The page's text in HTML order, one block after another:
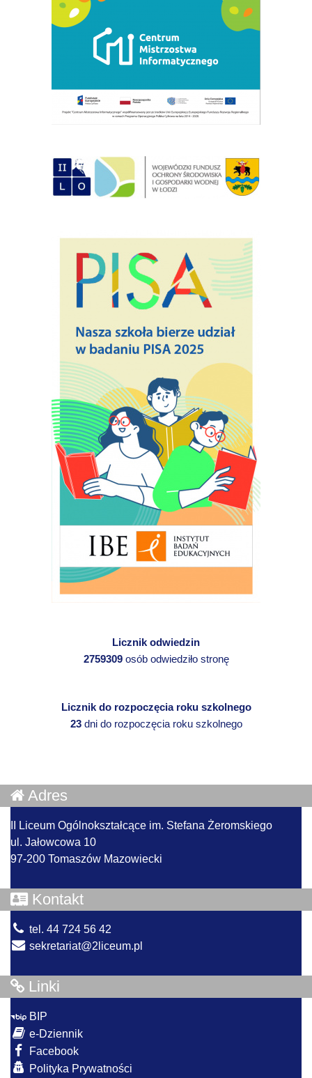
Licznik odwiedzin
2759309osób odwiedziło stronę
Licznik do rozpoczęcia roku szkolnego
23dni do rozpoczęcia roku szkolnego
Adres
II Liceum Ogólnokształcące im. Stefana Żeromskiego
ul. Jałowcowa 10
97-200 Tomaszów Mazowiecki
Kontakt
tel. 44 724 56 42
sekretariat@2liceum.pl
Linki
BIP
e-Dziennik
Facebook
Polityka Prywatności